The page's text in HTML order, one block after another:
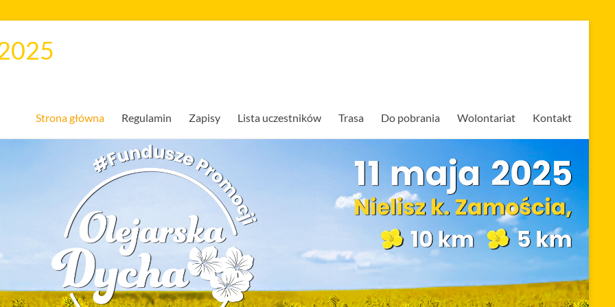
Strona główna Regulamin Zapisy Lista uczestników Trasa Do pobrania Wolontariat Kontakt